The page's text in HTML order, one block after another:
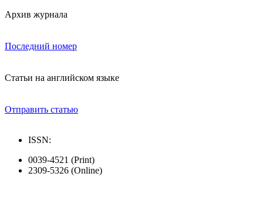
Архив журнала
Последний номер
Статьи на английском языке
Отправить статью
ISSN:
0039-4521 (Print)
2309-5326 (Online)